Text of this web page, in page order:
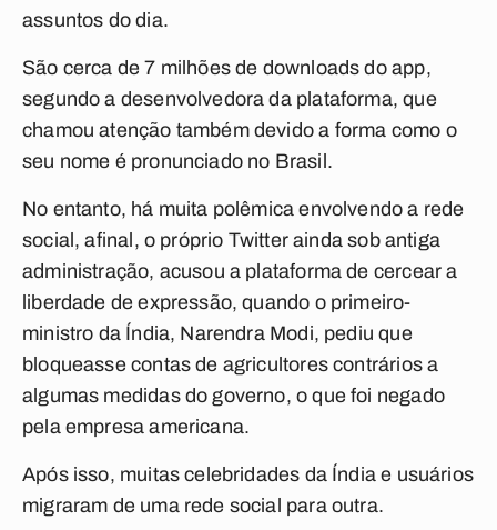
assuntos do dia.
São cerca de 7 milhões de downloads do app,
segundo a desenvolvedora da plataforma, que
chamou atenção também devido a forma como o
seu nome é pronunciado no Brasil.
No entanto, há muita polêmica envolvendo a rede
social, afinal, o próprio Twitter ainda sob antiga
administração, acusou a plataforma de cercear a
liberdade de expressão, quando o primeiro-
ministro da Índia, Narendra Modi, pediu que
bloqueasse contas de agricultores contrários a
algumas medidas do governo, o que foi negado
pela empresa americana.
Após isso, muitas celebridades da Índia e usuários
migraram de uma rede social para outra.